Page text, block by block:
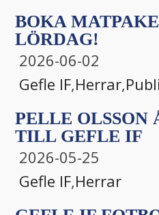
BOKA
LÖRDAG!
2026-06-02
Gefle IF,Herrar,
PELLE OLSSON
TILL GEFLE IF
2026-05-25
Gefle IF,Herrar